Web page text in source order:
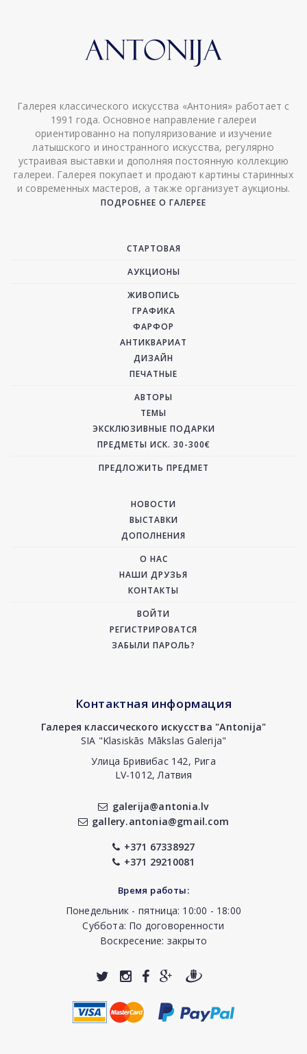
Галерея классического искусства «Антония» работает с
1991 года. Основное направление галереи
ориентированно на популяризование и изучение
латышского и иностранного искусства, регулярно
устраивая выставки и дополняя постоянную коллекцию
галереи. Галерея покупает и продают картины старинных
и современных мастеров, а также организует аукционы.
ПОДРОБНЕЕ О ГАЛЕРЕЕ
СТАРТОВАЯ
АУКЦИОНЫ
ЖИВОПИСЬ
ГРАФИКА
ФАРФОР
АНТИКВАРИАТ
ДИЗАЙН
ПЕЧАТНЫЕ
АВТОРЫ
ТЕМЫ
ЭКСКЛЮЗИВНЫЕ ПОДАРКИ
ПРЕДМЕТЫ ИСК. 30-300€
ПРЕДЛОЖИТЬ ПРЕДМЕТ
НОВОСТИ
ВЫСТАВКИ
ДОПОЛНЕНИЯ
О НАС
НАШИ ДРУЗЬЯ
КОНТАКТЫ
ВОЙТИ
РЕГИСТРИРОВАТСЯ
ЗАБЫЛИ ПАРОЛЬ?
Контактная информация
Галерея классического искусства "Antonija"
SIA "Klasiskās Mākslas Galerija"
Улица Бривибас 142, Рига
LV-1012, Латвия
galerija@antonia.lv
gallery.antonia@gmail.com
+371 67338927
+371 29210081
Время работы:
Понедельник - пятница: 10:00 - 18:00
Суббота: По договоренности
Воскресение: закрыто